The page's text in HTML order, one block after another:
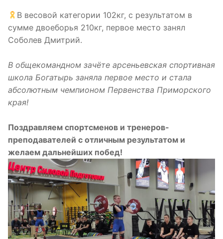
В весовой категории 102кг, с результатом в
сумме двоеборья 210кг, первое место занял
Соболев Дмитрий.
В общекомандном зачёте арсеньевская спортивная
школа Богатырь заняла первое место и стала
абсолютным чемпионом Первенства Приморского
края!
Поздравляем спортсменов и тренеров-
преподавателей с отличным результатом и
желаем дальнейших побед!